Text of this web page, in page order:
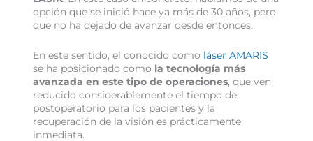
opción que se inició hace ya más de 30 años, pero
que no ha dejado de avanzar desde entonces.
En este sentido, el conocido como láser AMARIS
se ha posicionado como la tecnología más
avanzada en este tipo de operaciones, que ven
reducido considerablemente el tiempo de
postoperatorio para los pacientes y la
recuperación de la visión es prácticamente
inmediata.